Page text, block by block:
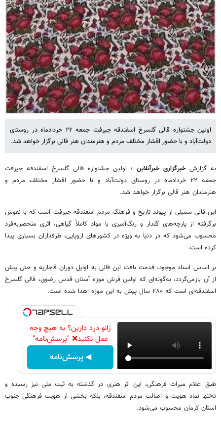
اولین جشنواره قالی گلسرخ اسفندقه جیرفت جمعه ۲۲ خردادماه در روستای
دولت‌آباد و با حضور اقشار مختلف مردم و هنرمندان هنر قالی برگزار خواهد شد.
به گزارشخبرگزاری خبرآنلاین ؛ اولین جشنواره قالی گلسرخ اسفندقه جیرفت
جمعه ۲۲ خردادماه در روستای دولت‌آباد و با حضور اقشار مختلف مردم و
هنرمندان هنر قالی برگزار خواهد شد.
این قالی سمبلی از پیوند تاریخ و فرهنگ مردم اسفندقه جیرفت است که با نقوش
برگرفته از پارچه‌های گلدار و رنگ‌آمیزی با مواد کاملاً گیاهی، اثری منحصربه‌فرد
محسوب می‌شود که در دنیا به ویژه در کشورهای اروپایی، طرفداران بسیاری پیدا
کرده است.
بر اساس اسناد موجود، قدمت بافت این قالی به اوایل دوران قاجاریه و حتی پیش
از آن بازمی‌گردد، به‌گونه‌ای که اولین فرش موزه آستان قدس رضوی، قالی گلسرخ
اسفندقه‌ای است که ۲۸۰ سال پیش به این موزه اهدا شده است.
زانو درد دارین؟ به هیچ وجه
عمل نکنید❌ "پرسش‌نامه"
◀ پرسش‌نامه
طبق اعلام میراث فرهنگی، این اثر هنری در گذشته به ثبت ملی نیز رسیده و
نه‌تنها نماد هویت و اصالت مردم اسفندقه، بلکه بخشی از هویت فرهنگی جنوب
استان کرمان محسوب می‌شود.